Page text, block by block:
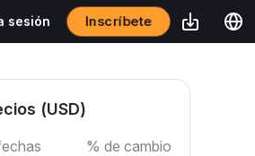
sesión Inscríbete
(USD)
% de cambio